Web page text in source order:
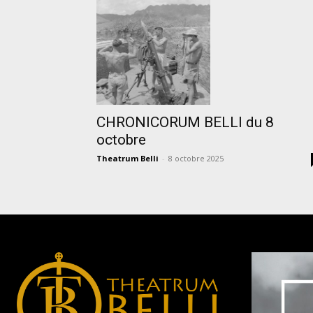
CHRONICORUM BELLI du 8
octobre
Theatrum Belli - 8 octobre 2025